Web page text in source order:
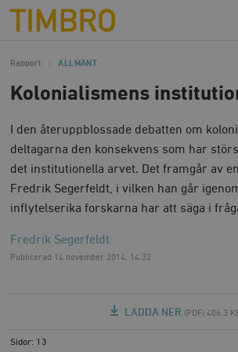
Timbro
Rapport ALLMÄNT
Kolonialismens
I den återuppblossade debatten om
deltagarna den konsekvens som har
det institutionella arvet. Det framgår av
Fredrik Segerfeldt, i vilken han går
inflytelserika forskarna har att säga i
Fredrik Segerfeldt
Publicerad 14 november 2014, 14.32
LADDA NER (PDF) 406,3
Sidor: 13